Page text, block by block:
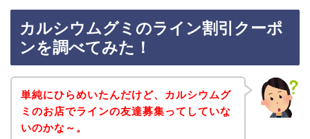
カルシウムグミのライン割引クーポ
ンを調べてみた！
単純にひらめいたんだけど、カルシウムグ
ミのお店でラインの友達募集ってしていな
いのかな～。